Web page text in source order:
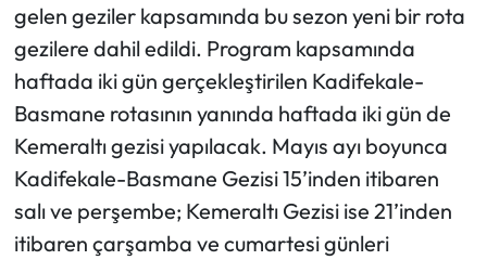
gelen geziler kapsamında bu sezon yeni bir rota
gezilere dahil edildi. Program kapsamında
haftada iki gün gerçekleştirilen Kadifekale-
Basmane rotasının yanında haftada iki gün de
Kemeraltı gezisi yapılacak. Mayıs ayı boyunca
Kadifekale-Basmane Gezisi 15’inden itibaren
salı ve perşembe; Kemeraltı Gezisi ise 21’inden
itibaren çarşamba ve cumartesi günleri